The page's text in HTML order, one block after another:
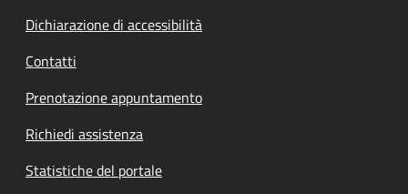
Dichiarazione di accessibilità
Contatti
Prenotazione appuntamento
Richiedi assistenza
Statistiche del portale